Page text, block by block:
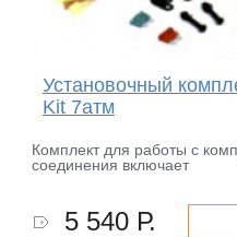
Установочный
Kit 7атм
Комплект для работы с
соединения включает
5 540 Р.